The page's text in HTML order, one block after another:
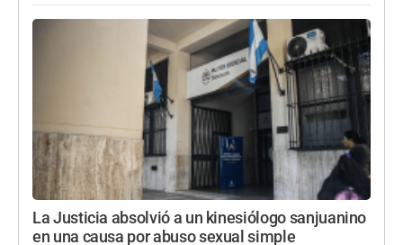
La Justicia absolvió a un kinesiólogo sanjuanino
en una causa por abuso sexual simple